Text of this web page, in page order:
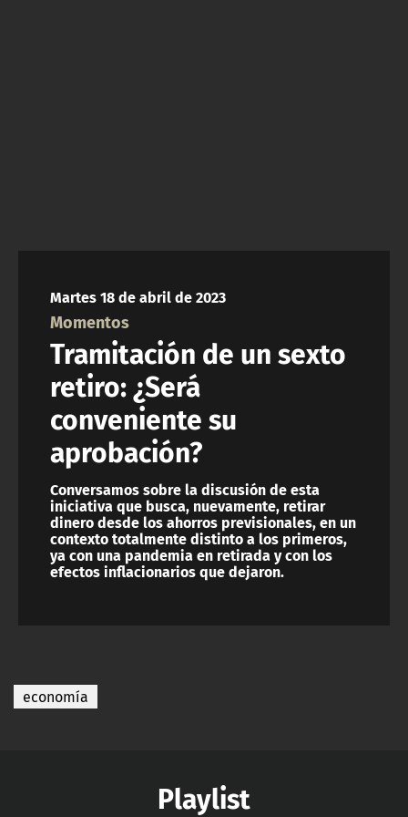
Martes 18 de abril de 2023
Momentos
Tramitación de un sexto
retiro: ¿Será
conveniente su
aprobación?
Conversamos sobre la discusión de esta
iniciativa que busca, nuevamente, retirar
dinero desde los ahorros previsionales, en un
contexto totalmente distinto a los primeros,
ya con una pandemia en retirada y con los
efectos inflacionarios que dejaron.
economía
Playlist